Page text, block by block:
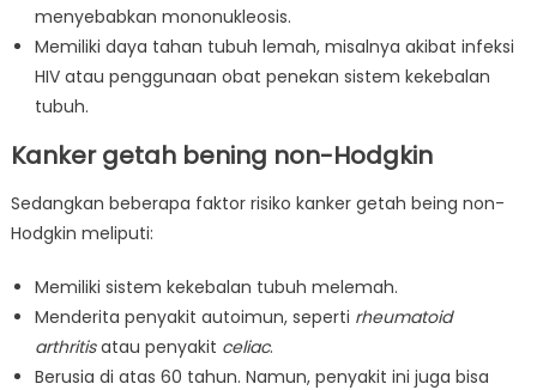
menyebabkan mononukleosis.
Memiliki daya tahan tubuh lemah, misalnya akibat infeksi
HIV atau penggunaan obat penekan sistem kekebalan
tubuh.
Kanker getah bening non-Hodgkin
Sedangkan beberapa faktor risiko kanker getah being non-
Hodgkin meliputi:
Memiliki sistem kekebalan tubuh melemah.
Menderita penyakit autoimun, seperti rheumatoid
arthritisatau penyakit celiac.
Berusia di atas 60 tahun. Namun, penyakit ini juga bisa